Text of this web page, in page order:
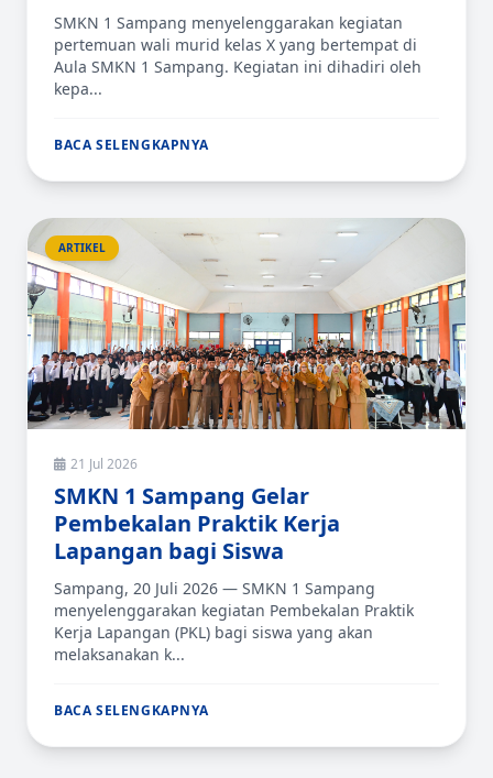
SMKN 1 Sampang menyelenggarakan kegiatan
pertemuan wali murid kelas X yang bertempat di
Aula SMKN 1 Sampang. Kegiatan ini dihadiri oleh
kepa...
BACA SELENGKAPNYA
ARTIKEL
21 Jul 2026
SMKN 1 Sampang Gelar
Pembekalan Praktik Kerja
Lapangan bagi Siswa
Sampang, 20 Juli 2026 — SMKN 1 Sampang
menyelenggarakan kegiatan Pembekalan Praktik
Kerja Lapangan (PKL) bagi siswa yang akan
melaksanakan k...
BACA SELENGKAPNYA